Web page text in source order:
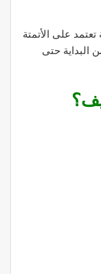
على الأتمتة
البداية حتى